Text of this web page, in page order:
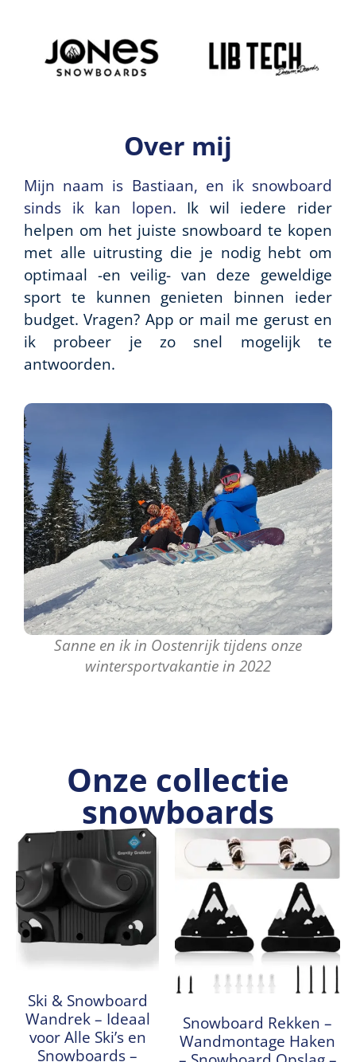
Over mij
Mijn naam is Bastiaan, en ik snowboard
sinds ik kan lopen. Ik wil iedere rider
helpen om het juiste snowboard te kopen
met alle uitrusting die je nodig hebt om
optimaal -en veilig- van deze geweldige
sport te kunnen genieten binnen ieder
budget. Vragen? App or mail me gerust en
ik probeer je zo snel mogelijk te
antwoorden.
Sanne en ik in Oostenrijk tijdens onze
wintersportvakantie in 2022
Onze collectie
snowboards
Ski & Snowboard
Wandrek – Ideaal
voor Alle Ski’s en
Snowboards –
Snowboard Rekken –
Wandmontage Haken